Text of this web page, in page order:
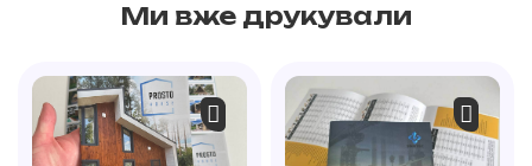
Ми вже друкували